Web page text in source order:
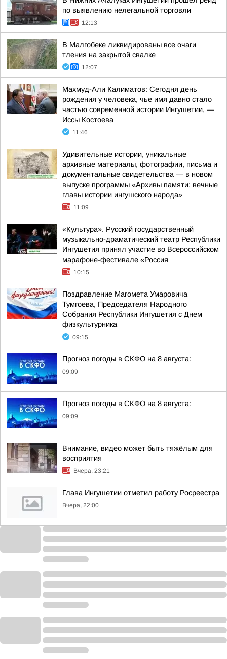
по выявлению нелегальной торговли
12:13
В Малгобеке ликвидированы все очаги
тления на закрытой свалке
12:07
Махмуд-Али Калиматов: Сегодня день
рождения у человека, чье имя давно стало
частью современной истории Ингушетии, —
Иссы Костоева
11:46
Удивительные истории, уникальные
архивные материалы, фотографии, письма и
документальные свидетельства — в новом
выпуске программы «Архивы памяти: вечные
главы истории ингушского народа»
11:09
«Культура». Русский государственный
музыкально-драматический театр Республики
Ингушетия принял участие во Всероссийском
марафоне-фестивале «Россия
10:15
Поздравление Магомета Умаровича
Тумгоева, Председателя Народного
Собрания Республики Ингушетия с Днем
физкультурника
09:15
Прогноз погоды в СКФО на 8 августа:
09:09
Прогноз погоды в СКФО на 8 августа:
09:09
Внимание, видео может быть тяжёлым для
восприятия
Вчера, 23:21
Глава Ингушетии отметил работу Росреестра
Вчера, 22:00